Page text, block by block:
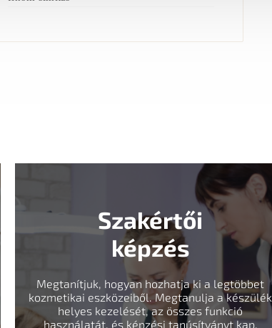
Szakértői
képzés
Megtanítjuk, hogyan hozhatja ki a legtöbbet
kozmetikai eszközeiből. Megtanulja a készülék
helyes kezelését, az összes funkció
használatát, és képzési tanúsítványt kap.